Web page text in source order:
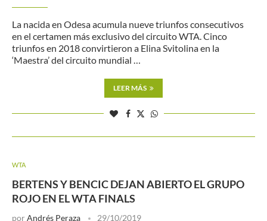
La nacida en Odesa acumula nueve triunfos consecutivos
en el certamen más exclusivo del circuito WTA. Cinco
triunfos en 2018 convirtieron a Elina Svitolina en la
‘Maestra’ del circuito mundial …
LEER MÁS
WTA
BERTENS Y BENCIC DEJAN ABIERTO EL GRUPO
ROJO EN EL WTA FINALS
por Andrés Peraza 29/10/2019